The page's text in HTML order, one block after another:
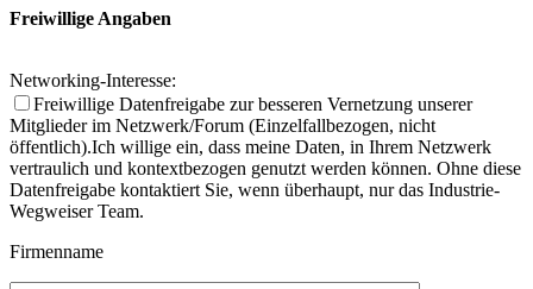
Freiwillige Angaben
Networking-Interesse:
Freiwillige Datenfreigabe zur besseren Vernetzung unserer
Mitglieder im Netzwerk/Forum (Einzelfallbezogen, nicht
öffentlich).Ich willige ein, dass meine Daten, in Ihrem Netzwerk
vertraulich und kontextbezogen genutzt werden können. Ohne diese
Datenfreigabe kontaktiert Sie, wenn überhaupt, nur das Industrie-
Wegweiser Team.
Firmenname